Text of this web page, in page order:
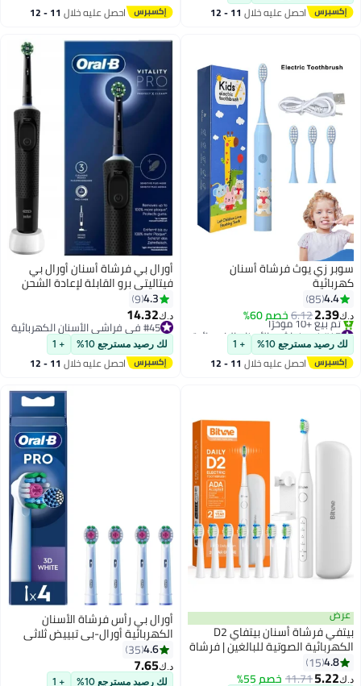
احصل عليه خلال 11 - 12 احصل عليه خلال 11 - 12
سوبر زي يوث فرشاة أسنان
كهربائية
4.4
85
د.ك‏2.39
6.12خصم 60%
#47 في فراشي الأسنان الكهربائية
بتخلّص بسرعة
تم بيع +10 مؤخرًا
#47 في فراشي الأسنان الكهربائية
لك رصيد مسترجع 10% + 1
احصل عليه خلال 11 - 12
أورال بي فرشاة أسنان أورال بي
فيتاليتي برو القابلة لإعادة الشحن
أوضاع تنظيف ومؤقت مدمج لمدة
دقيقتين – أسود
4.3
9
د.ك‏14.32
#45 في فراشي الأسنان الكهربائية
#45 في فراشي الأسنان الكهربائية
لك رصيد مسترجع 10% + 1
احصل عليه خلال 11 - 12
عرض
بيتفي فرشاة أسنان بيتفاي D2
الكهربائية الصوتية للبالغين | فرشاة
أوضاع تنظيف | 8 رؤوس فرشاة
4.8
15
د.ك‏5.22
11.71خصم 55%
أورال بي رأس فرشاة الأسنان
الكهربائية أورال-بي تبييض ثلاثي
الأبعاد بتقنية كلين ماكسيميزر،
شعيرات مائلة لإزالة أعمق للبلاك -
عبوة من 4 - أبيض
4.6
35
د.ك‏7.65
لك رصيد مسترجع 10% + 1